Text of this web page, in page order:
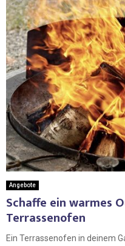
Angebote
Schaffe ein warmes
Terrassenofen
Ein Terrassenofen in deinem